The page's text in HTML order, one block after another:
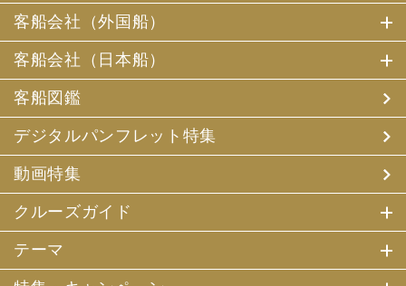
客船会社（外国船）
客船会社（日本船）
客船図鑑
デジタルパンフレット特集
動画特集
クルーズガイド
テーマ